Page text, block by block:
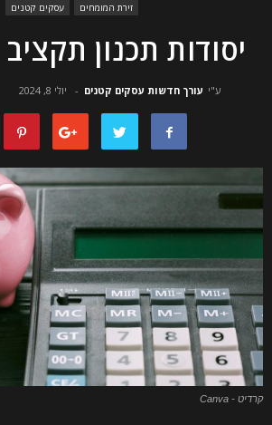
זירת המומחים עסקים קטנים
יסודות תכנון
ע"י עורך חדשות עסקים קטנים - יולי 8, 2024
קרדיט - Canva